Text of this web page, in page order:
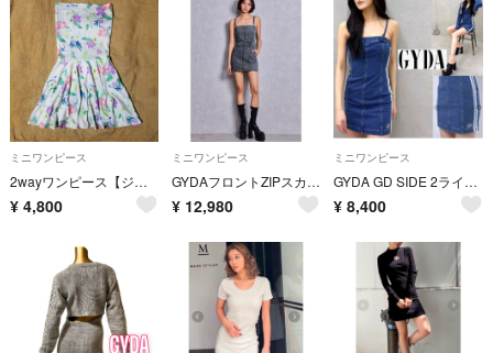
ミニワンピース
2wayワンピース【ジェイダ】
¥ 4,800
ミニワンピース
GYDAフロントZIPスカートライクデニムタイトミニワンピース
¥ 12,980
ミニワンピース
GYDA GD SIDE 2ラインカットデニムベアワンピース ジェイダ ブルー
¥ 8,400